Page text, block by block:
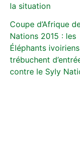
la situation
Coupe d’Afrique
Nations 2015 : les
Éléphants ivoiriens
trébuchent
contre le Syly